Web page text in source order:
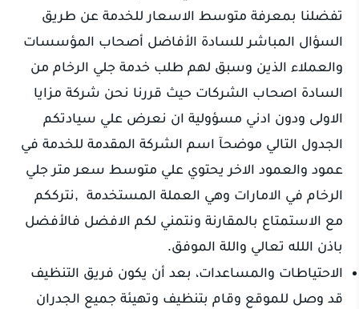
تفضلنا بمعرفة متوسط الاسعار للخدمة عن طريق
السؤال المباشر للسادة الأفاضل أصحاب المؤسسات
والعملاء الذين وسبق لهم طلب خدمة جلي الرخام من
السادة اصحاب الشركات حيث قررنا نحن شركة مزايا
الاولى ودون ادني مسؤولية ان نعرض علي سيادتكم
الجدول التالي موضحآ اسم الشركة المقدمة للخدمة في
عمود والعمود الاخر يحتوي علي متوسط سعر متر جلي
الرخام في الامارات وهي العملة المستخدمة ,نترككم
مع الاستمتاع بالمقارنة ونتمني لكم الافضل فالأفضل
باذن اللله تعالي واللة الموفق.
الاحتياطات والمساعدات، بعد أن يكون فريق التنظيف
قد وصل للموقع وقام بتنظيف وتهيئة جميع الجدران